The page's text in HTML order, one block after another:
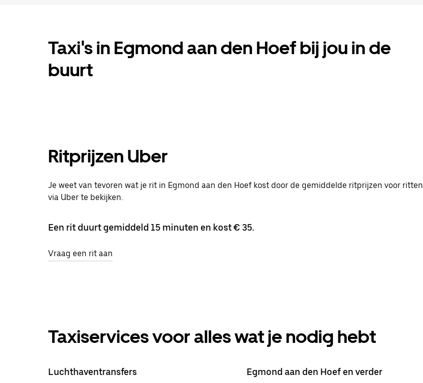
Taxi's in Egmond aan den Hoef bij jou in de
buurt
Ritprijzen Uber
Je weet van tevoren wat je rit in Egmond aan den Hoef kost door de gemiddelde ritprijzen voor ritten
via Uber te bekijken.
Een rit duurt gemiddeld 15 minuten en kost € 35.
Vraag een rit aan
Taxiservices voor alles wat je nodig hebt
Luchthaventransfers Egmond aan den Hoef en verder